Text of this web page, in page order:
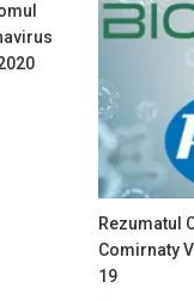
Rezumatul
Comirnaty
19